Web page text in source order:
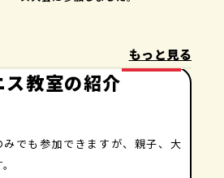
もっと見る
教室の紹介
でも参加できますが、親子、大